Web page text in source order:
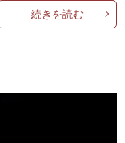
続きを読む